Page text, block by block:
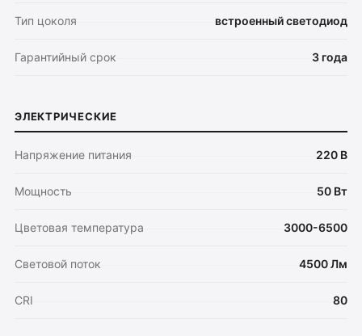
Тип цоколя встроенный светодиод
Гарантийный срок 3 года
ЭЛЕКТРИЧЕСКИЕ
Напряжение питания 220 В
Мощность 50 Вт
Цветовая температура 3000-6500
Световой поток 4500 Лм
CRI 80
Обмен и возврат